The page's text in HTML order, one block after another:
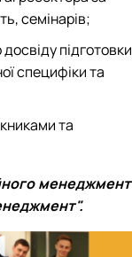
семінарів;
підготовки
специфіки та
та